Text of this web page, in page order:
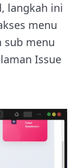
langkah ini
menu
sub menu
Issue